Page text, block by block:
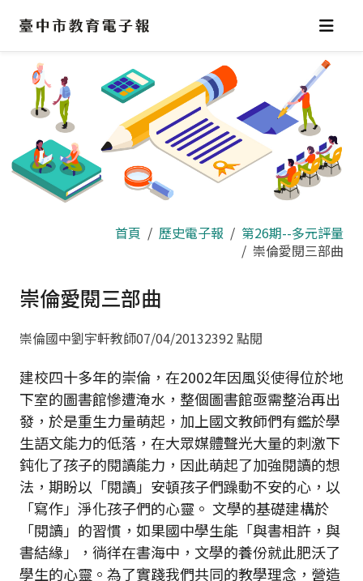
區
首頁 歷史電子報
第26期--多元評量
崇倫愛閱三部曲
崇倫愛閱三部曲
崇倫國中劉宇軒教師07/04/20132392 點閱
建校四十多年的崇倫，在2002年因風災使得位於地
下室的圖書館慘遭淹水，整個圖書館亟需整治再出
發，於是重生力量萌起，加上國文教師們有鑑於學
生語文能力的低落，在大眾媒體聲光大量的刺激下
鈍化了孩子的閱讀能力，因此萌起了加強閱讀的想
法，期盼以「閱讀」安頓孩子們躁動不安的心，以
「寫作」淨化孩子們的心靈。 文學的基礎建構於
「閱讀」的習慣，如果國中學生能「與書相許，與
書結緣」，徜徉在書海中，文學的養份就此肥沃了
學生的心靈。為了實踐我們共同的教學理念，營造